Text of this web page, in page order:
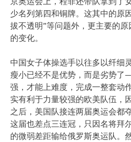
少名列第四和铜牌。这其中的原
拔不透明”等问题外，更主要的
的变化。
中国女子体操选手以往多以纤细
瘦小已经不是优势，而是劣势了
强，才能上难度，完成一整套动
实有利于力量较强的欧美队伍，
之后，美国队接连两届奥运会都
这届也差点三连冠，只因名将拜
的微弱差距输给俄罗斯奥运队。